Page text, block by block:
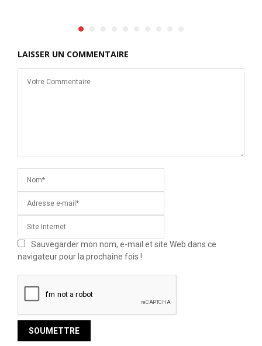
LAISSER UN COMMENTAIRE
Sauvegarder mon nom, e-mail et site Web dans ce
navigateur pour la prochaine fois !